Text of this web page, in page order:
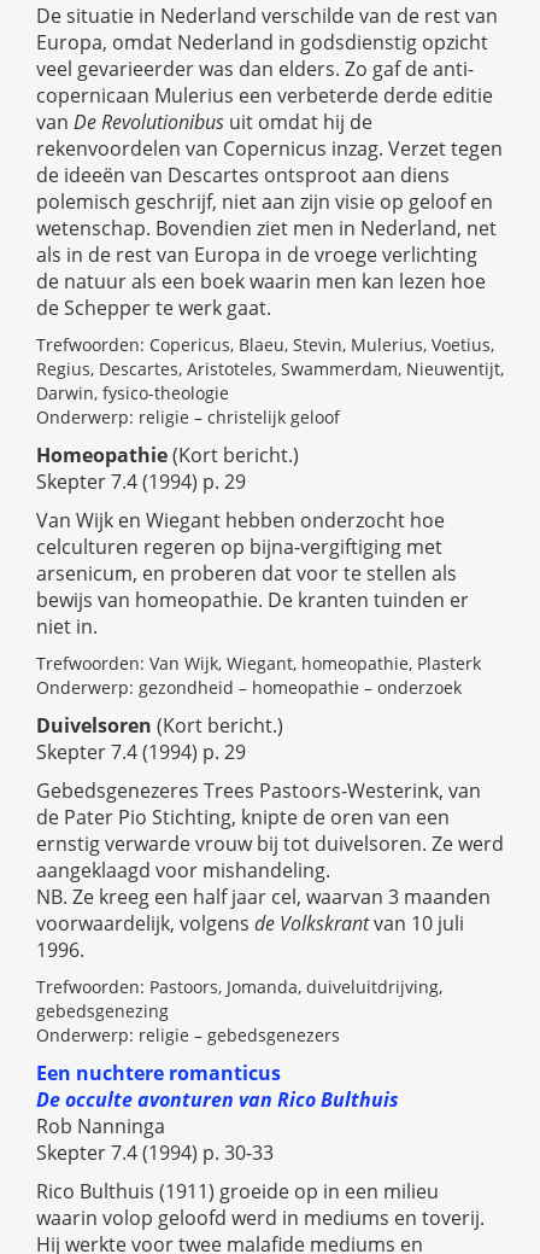
De situatie in Nederland verschilde van de rest van
Europa, omdat Nederland in godsdienstig opzicht
veel gevarieerder was dan elders. Zo gaf de anti-
copernicaan Mulerius een verbeterde derde editie
van De Revolutionibus uit omdat hij de
rekenvoordelen van Copernicus inzag. Verzet tegen
de ideeën van Descartes ontsproot aan diens
polemisch geschrijf, niet aan zijn visie op geloof en
wetenschap. Bovendien ziet men in Nederland, net
als in de rest van Europa in de vroege verlichting
de natuur als een boek waarin men kan lezen hoe
de Schepper te werk gaat.
Trefwoorden: Copericus, Blaeu, Stevin, Mulerius, Voetius,
Regius, Descartes, Aristoteles, Swammerdam, Nieuwentijt,
Darwin, fysico-theologie
Onderwerp: religie – christelijk geloof
Homeopathie(Kort bericht.)
Skepter 7.4 (1994) p. 29
Van Wijk en Wiegant hebben onderzocht hoe
celculturen regeren op bijna-vergiftiging met
arsenicum, en proberen dat voor te stellen als
bewijs van homeopathie. De kranten tuinden er
niet in.
Trefwoorden: Van Wijk, Wiegant, homeopathie, Plasterk
Onderwerp: gezondheid – homeopathie – onderzoek
Duivelsoren (Kort bericht.)
Skepter 7.4 (1994) p. 29
Gebedsgenezeres Trees Pastoors-Westerink, van
de Pater Pio Stichting, knipte de oren van een
ernstig verwarde vrouw bij tot duivelsoren. Ze werd
aangeklaagd voor mishandeling.
NB. Ze kreeg een half jaar cel, waarvan 3 maanden
voorwaardelijk, volgens de Volkskrantvan 10 juli
1996.
Trefwoorden: Pastoors, Jomanda, duiveluitdrijving,
gebedsgenezing
Onderwerp: religie – gebedsgenezers
Een nuchtere romanticus
De occulte avonturen van Rico Bulthuis
Rob Nanninga
Skepter 7.4 (1994) p. 30-33
Rico Bulthuis (1911) groeide op in een milieu
waarin volop geloofd werd in mediums en toverij.
Hij werkte voor twee malafide mediums en